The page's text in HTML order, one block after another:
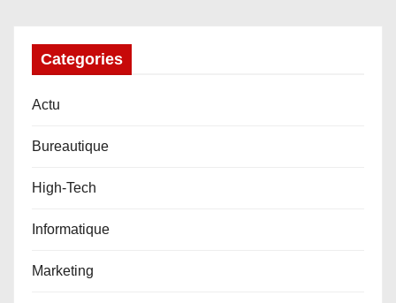
Categories
Actu
Bureautique
High-Tech
Informatique
Marketing